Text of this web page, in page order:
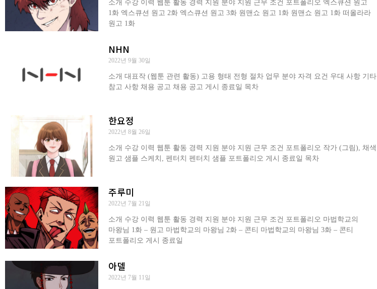
소개 수강 이력 웹툰 활동 경력 지원 분야 지원 근무 조건 포트폴리오 엑스큐션 원고
1화 엑스큐션 원고 2화 엑스큐션 원고 3화 원맨쇼 원고 1화 원맨쇼 원고 1화 떠올라라
원고 1화
NHN
2022년 9월 30일
소개 대표작 (웹툰 관련 활동) 고용 형태 전형 절차 업무 분야 자격 요건 우대 사항 기타
참고 사항 채용 공고 채용 공고 게시 종료일 목차
한요정
2022년 8월 26일
소개 수강 이력 웹툰 활동 경력 지원 분야 지원 근무 조건 포트폴리오 작가 (그림), 채색
원고 샘플 스케치, 펜터치 펜터치 샘플 포트폴리오 게시 종료일 목차
주루미
2022년 7월 21일
소개 수강 이력 웹툰 활동 경력 지원 분야 지원 근무 조건 포트폴리오 마법학교의
마왕님 1화 – 원고 마법학교의 마왕님 2화 – 콘티 마법학교의 마왕님 3화 – 콘티
포트폴리오 게시 종료일
아델
2022년 7월 11일